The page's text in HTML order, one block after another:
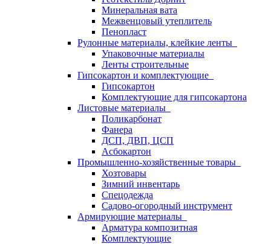
Минеральная вата
Межвенцовый утеплитель
Пенопласт
Рулонные материалы, клейкие ленты
Упаковочные материалы
Ленты строительные
Гипсокартон и комплектующие
Гипсокартон
Комплектующие для гипсокартона
Листовые материалы
Поликарбонат
Фанера
ДСП, ДВП, ЦСП
Асбокартон
Промышленно-хозяйственные товары
Хозтовары
Зимний инвентарь
Спецодежда
Садово-огородный инструмент
Армирующие материалы
Арматура композитная
Комплектующие